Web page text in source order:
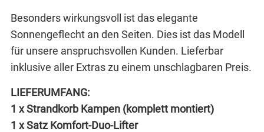
Besonders wirkungsvoll ist das elegante
Sonnengeflecht an den Seiten. Dies ist das Modell
für unsere anspruchsvollen Kunden. Lieferbar
inklusive aller Extras zu einem unschlagbaren Preis.
LIEFERUMFANG:
1 x Strandkorb Kampen (komplett montiert)
1 x Satz Komfort-Duo-Lifter